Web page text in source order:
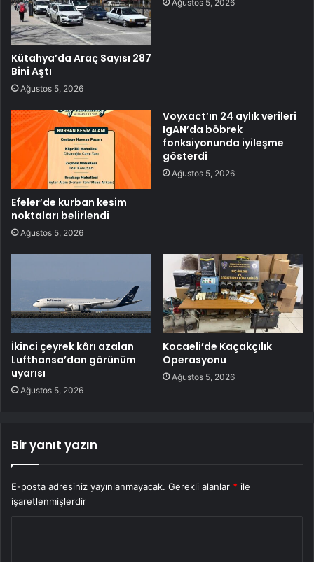
Kütahya’da Araç Sayısı 287
Bini Aştı
Ağustos 5, 2026
Ağustos 5, 2026
Efeler’de kurban kesim
noktaları belirlendi
Ağustos 5, 2026
Voyxact’ın 24 aylık verileri
IgAN’da böbrek
fonksiyonunda iyileşme
gösterdi
Ağustos 5, 2026
İkinci çeyrek kârı azalan
Lufthansa’dan görünüm
uyarısı
Ağustos 5, 2026
Kocaeli’de Kaçakçılık
Operasyonu
Ağustos 5, 2026
Bir yanıt yazın
E-posta adresiniz yayınlanmayacak. Gerekli alanlar * ile
işaretlenmişlerdir